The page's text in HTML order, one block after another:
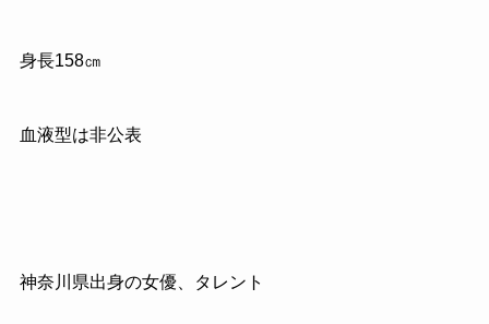
身長158㎝
血液型は非公表
神奈川県出身の女優、タレント